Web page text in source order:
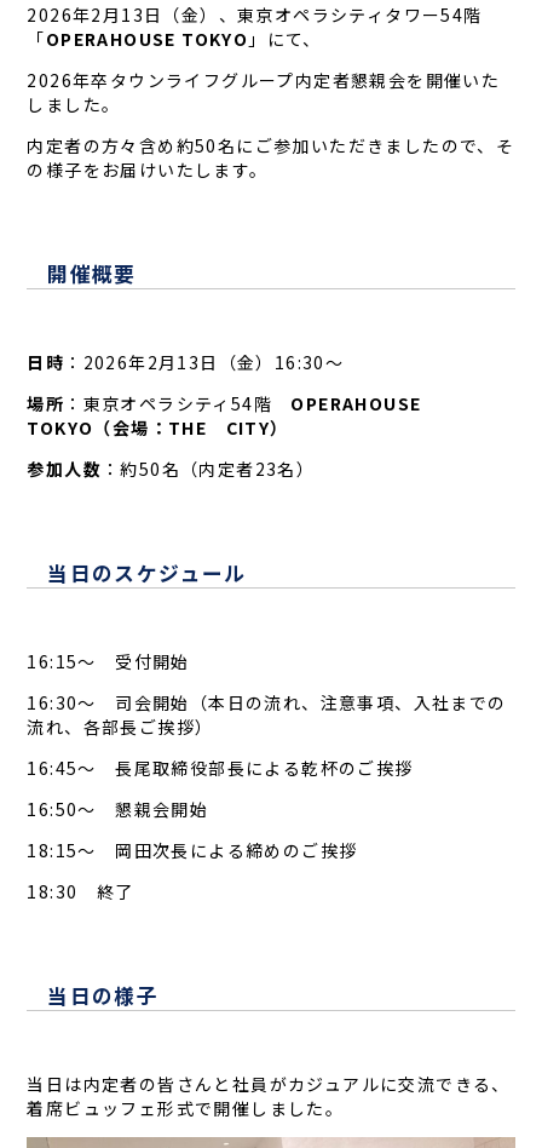
2026年2月13日（金）、東京オペラシティタワー54階
「OPERAHOUSE TOKYO 」にて、
2026年卒タウンライフグループ内定者懇親会を開催いた
しました。
内定者の方々含め約50名にご参加いただきましたので、そ
の様子をお届けいたします。
開催概要
日時 ：2026年2月13日（金）16:30～
場所 ：東京オペラシティ54階 OPERAHOUSE
TOKYO（会場：THE CITY）
参加人数 ：約50名（内定者23名）
当日のスケジュール
16:15～ 受付開始
16:30～ 司会開始（本日の流れ、注意事項、入社までの
流れ、各部長ご挨拶）
16:45～ 長尾取締役部長による乾杯のご挨拶
16:50～ 懇親会開始
18:15～ 岡田次長による締めのご挨拶
18:30 終了
当日の様子
当日は内定者の皆さんと社員がカジュアルに交流できる、
着席ビュッフェ形式で開催しました。